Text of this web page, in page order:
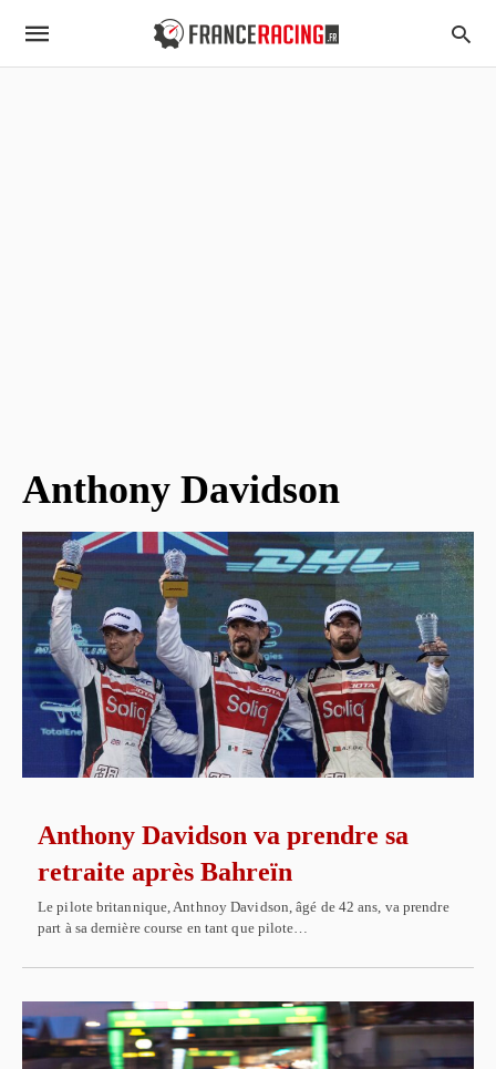
Anthony Davidson
Anthony Davidson va prendre sa
retraite après Bahreïn
Le pilote britannique, Anthnoy Davidson, âgé de 42 ans, va prendre
part à sa dernière course en tant que pilote…